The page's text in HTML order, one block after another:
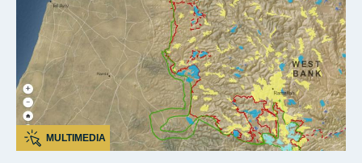
MULTIMEDIA